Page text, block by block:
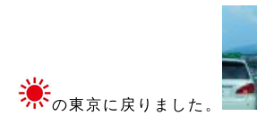
の東京に戻りました。